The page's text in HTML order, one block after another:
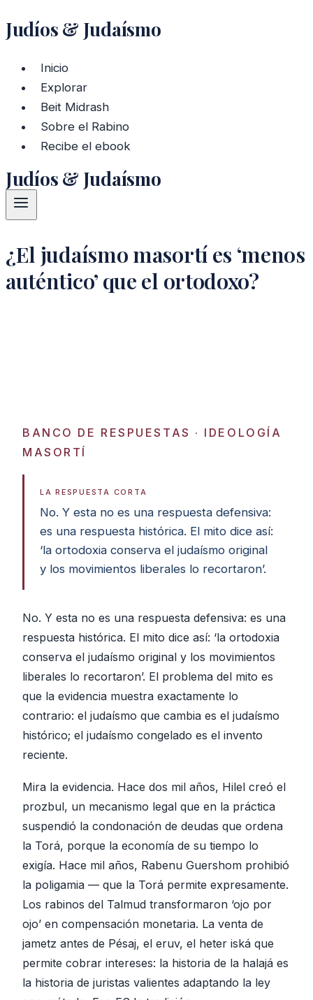
Saltar
contenido
Judíos & Judaísmo
Inicio
Explorar
Beit Midrash
Sobre el Rabino
Recibe el ebook
Judíos & Judaísmo
¿El judaísmo masortí es ‘menos
auténtico’ que el ortodoxo?
BANCO DE RESPUESTAS · IDEOLOGÍA
MASORTÍ
LA RESPUESTA CORTA
No. Y esta no es una respuesta defensiva:
es una respuesta histórica. El mito dice así:
‘la ortodoxia conserva el judaísmo original
y los movimientos liberales lo recortaron’.
No. Y esta no es una respuesta defensiva: es una
respuesta histórica. El mito dice así: ‘la ortodoxia
conserva el judaísmo original y los movimientos
liberales lo recortaron’. El problema del mito es
que la evidencia muestra exactamente lo
contrario: el judaísmo que cambia es el judaísmo
histórico; el judaísmo congelado es el invento
reciente.
Mira la evidencia. Hace dos mil años, Hilel creó el
prozbul, un mecanismo legal que en la práctica
suspendió la condonación de deudas que ordena
la Torá, porque la economía de su tiempo lo
exigía. Hace mil años, Rabenu Guershom prohibió
la poligamia — que la Torá permite expresamente.
Los rabinos del Talmud transformaron ‘ojo por
ojo’ en compensación monetaria. La venta de
jametz antes de Pésaj, el eruv, el heter iská que
permite cobrar intereses: la historia de la halajá es
la historia de juristas valientes adaptando la ley